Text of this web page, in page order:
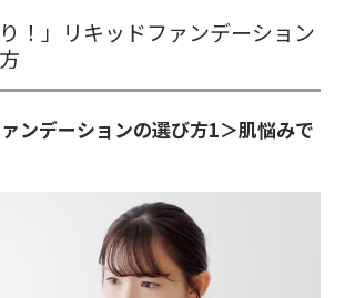
り！」リキッドファンデーション
ンデーションの選び方1＞肌悩みで